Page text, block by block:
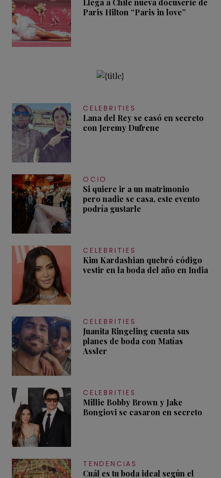
Llega a Chile nueva docuserie de
Paris Hilton “Paris in love”
CELEBRITIES
Lana del Rey se casó en secreto
con Jeremy Dufrene
OCIO
Si quiere ir a un matrimonio
pero nadie se casa, este evento
podría gustarle
CELEBRITIES
Kim Kardashian quebró código
vestir en la boda del año en India
CELEBRITIES
Juanita Ringeling cuenta sus
planes de boda con Matías
Assler
CELEBRITIES
Millie Bobby Brown y Jake
Bongiovi se casaron en secreto
TENDENCIAS
Cuál es tu boda ideal según el